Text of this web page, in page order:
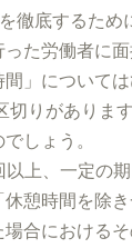
徹底するため
た労働者に
」について
切りがありま
しょう。
以上、一定の
憩時間を除
合における